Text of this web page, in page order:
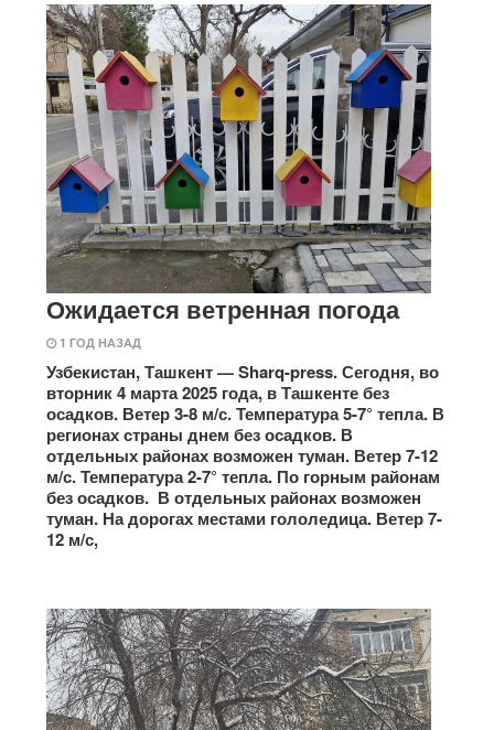
Ожидается ветренная погода
1 ГОД НАЗАД
Узбекистан, Ташкент — Sharq-press. Сегодня, во
вторник 4 марта 2025 года, в Ташкенте без
осадков. Ветер 3-8 м/с. Температура 5-7° тепла. В
регионах страны днем без осадков. В
отдельных районах возможен туман. Ветер 7-12
м/с. Температура 2-7° тепла. По горным районам
без осадков. В отдельных районах возможен
туман. На дорогах местами гололедица. Ветер 7-
12 м/с,